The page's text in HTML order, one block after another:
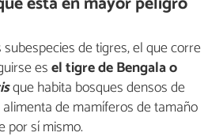
de tigres, el que corre
esel tigre de Bengala o
que habita bosques densos de
de mamíferos de tamaño
por sí mismo.